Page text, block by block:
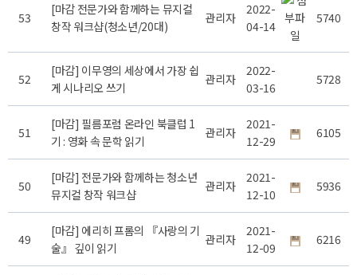
53
[마감 전문가와 함께하는 뮤지컬
창작 워크샵(청소년/20대)
관리자
2022-
04-14
5740
52
[마감] 이무영의 세상에서 가장 쉽
게 시나리오 쓰기
관리자
2022-
03-16
5728
51
[마감] 필름포럼 온라인 북클럽 1
기 : 영화 속 문학 읽기
관리자
2021-
12-29
6105
50
[마감] 전문가와 함께하는 청소년
뮤지컬 창작 워크샵
관리자
2021-
12-10
5936
49
[마감] 에리히 프롬의 『사랑의 기
술』 깊이 읽기
관리자
2021-
12-09
6216